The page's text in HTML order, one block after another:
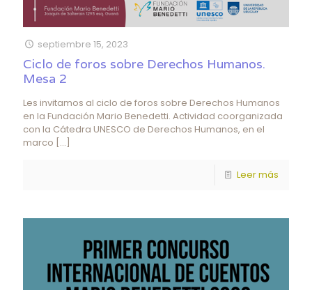
septiembre 15, 2023
Ciclo de foros sobre Derechos Humanos.
Mesa 2
Les invitamos al ciclo de foros sobre Derechos Humanos
en la Fundación Mario Benedetti. Actividad coorganizada
con la Cátedra UNESCO de Derechos Humanos, en el
marco […]
Leer más